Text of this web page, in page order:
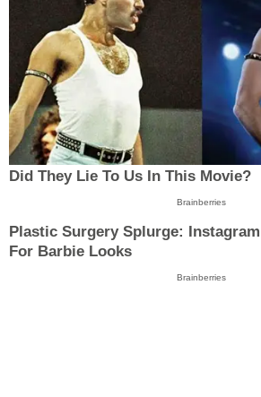
Did They Lie To Us In This Movie?
Brainberries
Plastic Surgery Splurge:
For Barbie Looks
Brainberries